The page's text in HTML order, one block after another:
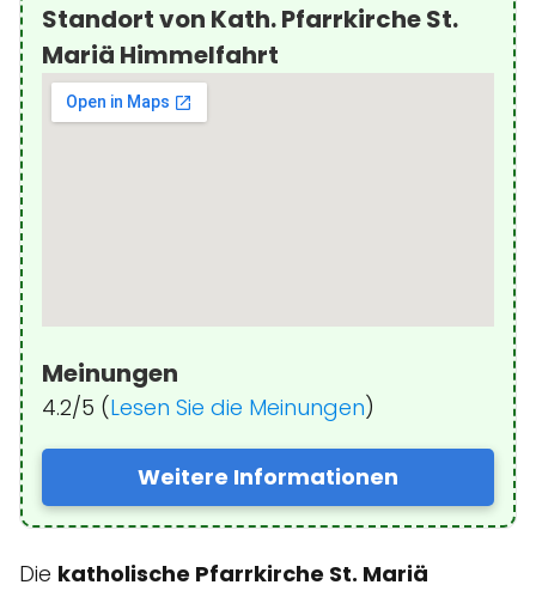
Standort von Kath. Pfarrkirche St.
Mariä Himmelfahrt
Meinungen
4.2/5 (Lesen Sie die Meinungen)
Weitere Informationen
Die katholische Pfarrkirche St. Mariä